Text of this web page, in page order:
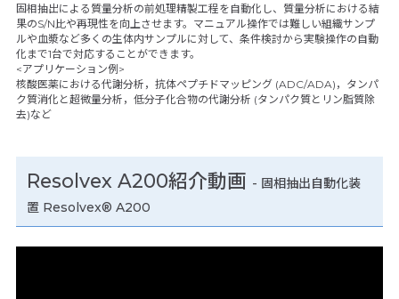
固相抽出による質量分析の前処理精製工程を自動化し、質量分析における結
果のS/N比や再現性を向上させます。マニュアル操作では難しい組織サンプ
ルや血漿など多くの生体内サンプルに対して、条件検討から実験操作の自動
化まで1台で対応することができます。
<アプリケーション例>
核酸医薬における代謝分析，抗体ペプチドマッピング (ADC/ADA)，タンパ
ク質消化と超微量分析，低分子化合物の代謝分析 (タンパク質とリン脂質除
去)など
Resolvex A200紹介動画 - 固相抽出自動化装
置 Resolvex® A200